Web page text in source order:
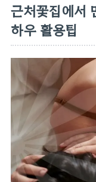
근처꽃집에서
하우 활용팁